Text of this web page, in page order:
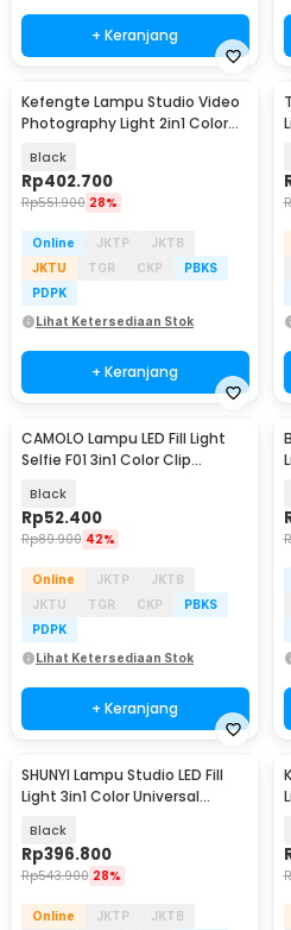
+ Keranjang
Kefengte Lampu Studio Video
Photography Light 2in1 Color
Black
Rp402.700
Rp551.900 28%
Online JKTP
JKTB
JKTU
TGR CKP
PBKS
PDPK
Lihat Ketersediaan Stok
+ Keranjang
CAMOLO Lampu LED Fill Light
Selfie F01 3in1 Color Clip
Black
Rp52.400
Rp89.900 42%
Online JKTP
JKTB
JKTU
TGR CKP
PBKS
PDPK
Lihat Ketersediaan Stok
+ Keranjang
SHUNYI Lampu Studio LED Fill
Light 3in1 Color Universal
Black
Rp396.800
Rp543.900 28%
Online JKTP
JKTB